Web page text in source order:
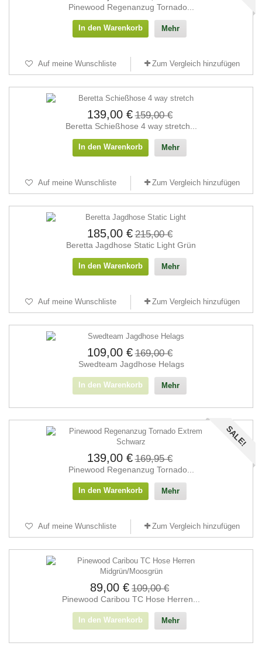
Pinewood Regenanzug Tornado...
In den Warenkorb Mehr
Auf meine Wunschliste Zum Vergleich hinzufügen
139,00 € 159,00 €
Beretta Schießhose 4 way stretch...
In den Warenkorb Mehr
Auf meine Wunschliste Zum Vergleich hinzufügen
185,00 € 215,00 €
Beretta Jagdhose Static Light Grün
In den Warenkorb Mehr
Auf meine Wunschliste Zum Vergleich hinzufügen
109,00 € 169,00 €
Swedteam Jagdhose Helags
In den Warenkorb Mehr
SALE!
139,00 € 169,95 €
Pinewood Regenanzug Tornado...
In den Warenkorb Mehr
Auf meine Wunschliste Zum Vergleich hinzufügen
89,00 € 109,00 €
Pinewood Caribou TC Hose Herren...
In den Warenkorb Mehr